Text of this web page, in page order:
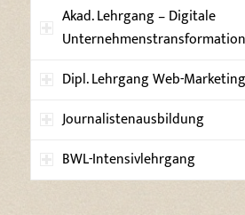
Akad. Lehrgang – Digitale
Dipl. Lehrgang Web-
Journalistenausbildung
BWL-Intensivlehrgang